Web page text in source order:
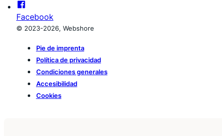
Facebook
© 2023-2026, Webshore
Pie de imprenta
Política de privacidad
Condiciones generales
Accesibilidad
Cookies